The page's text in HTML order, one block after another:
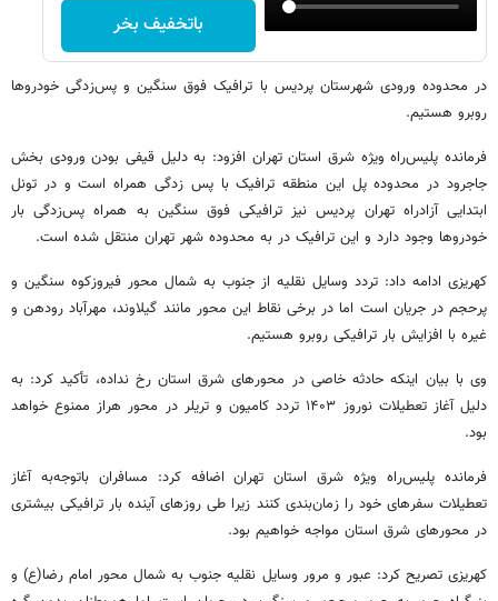
باتخفیف بخر
در محدوده ورودی شهرستان پردیس با ترافیک فوق سنگین و پس‌زدگی خودروها
روبرو هستیم.
فرمانده پلیس‌راه ویژه شرق استان تهران افزود: به دلیل قیفی بودن ورودی بخش
جاجرود در محدوده پل این منطقه ترافیک با پس زدگی همراه است و در تونل
ابتدایی آزادراه تهران پردیس نیز ترافیکی فوق سنگین به همراه پس‌زدگی بار
خودروها وجود دارد و این ترافیک در به محدوده شهر تهران منتقل شده است.
کهریزی ادامه داد: تردد وسایل نقلیه از جنوب به شمال محور فیروزکوه سنگین و
پرحجم در جریان است اما در برخی نقاط این محور مانند گیلاوند، مهرآباد رودهن و
غیره با افزایش بار ترافیکی روبرو هستیم.
وی با بیان اینکه حادثه خاصی در محورهای شرق استان رخ نداده، تأکید کرد: به
دلیل آغاز تعطیلات نوروز ۱۴۰۳ تردد کامیون و تریلر در محور هراز ممنوع خواهد
بود.
فرمانده پلیس‌راه ویژه شرق استان تهران اضافه کرد: مسافران باتوجه‌به آغاز
تعطیلات سفرهای خود را زمان‌بندی کنند زیرا طی روزهای آینده بار ترافیکی بیشتری
در محورهای شرق استان مواجه خواهیم بود.
کهریزی تصریح کرد: عبور و مرور وسایل نقلیه جنوب به شمال محور امام رضا(ع) و